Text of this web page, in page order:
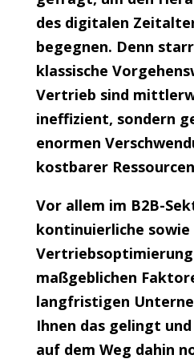
des digitalen
begegnen. Denn
klassische
Vertrieb sind
ineffizient, sondern
enormen
kostbarer
Vor allem im B2B-
kontinuierliche
Vertriebsoptimierung
maßgeblichen
langfristigen
Ihnen das gelingt
auf dem Weg dahin